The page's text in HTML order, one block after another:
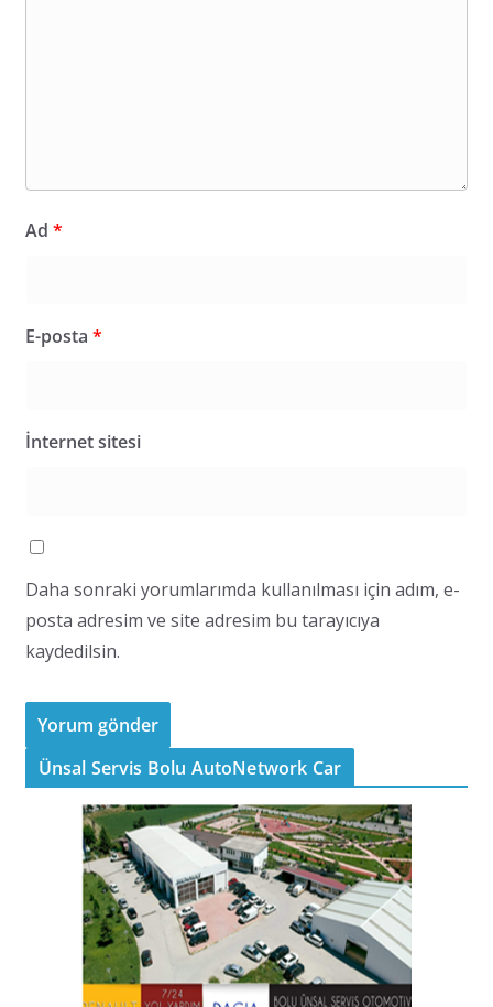
Ad *
E-posta *
İnternet sitesi
Daha sonraki yorumlarımda kullanılması için adım, e-
posta adresim ve site adresim bu tarayıcıya
kaydedilsin.
Ünsal Servis Bolu AutoNetwork Car